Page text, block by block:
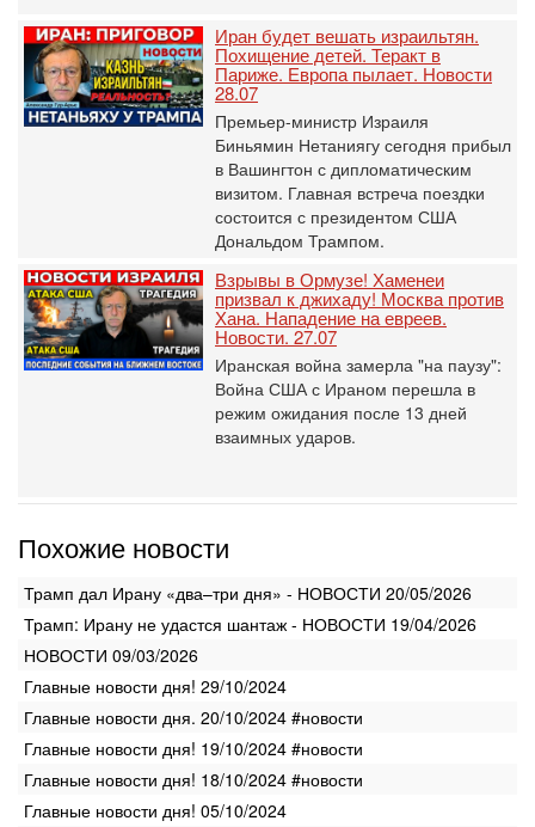
Иран будет вешать израильтян.
Похищение детей. Теракт в
Париже. Европа пылает. Новости
28.07
Премьер-министр Израиля
Биньямин Нетаниягу сегодня прибыл
в Вашингтон с дипломатическим
визитом. Главная встреча поездки
состоится с президентом США
Дональдом Трампом.
Взрывы в Ормузе! Хаменеи
призвал к джихаду! Москва против
Хана. Нападение на евреев.
Новости. 27.07
Иранская война замерла "на паузу":
Война США с Ираном перешла в
режим ожидания после 13 дней
взаимных ударов.
Похожие новости
Трамп дал Ирану «два–три дня» - НОВОСТИ 20/05/2026
Трамп: Ирану не удастся шантаж - НОВОСТИ 19/04/2026
НОВОСТИ 09/03/2026
Главные новости дня! 29/10/2024
Главные новости дня. 20/10/2024 #новости
Главные новости дня! 19/10/2024 #новости
Главные новости дня! 18/10/2024 #новости
Главные новости дня! 05/10/2024